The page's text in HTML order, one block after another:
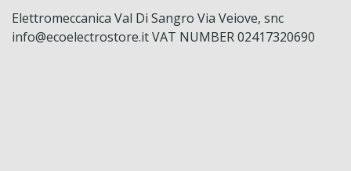
Elettromeccanica Val Di Sangro Via Veiove, snc
info@ecoelectrostore.it VAT NUMBER 02417320690